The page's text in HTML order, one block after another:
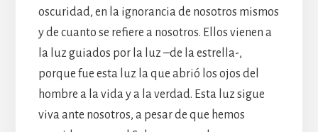
oscuridad, en la ignorancia de nosotros mismos
y de cuanto se refiere a nosotros. Ellos vienen a
la luz guiados por la luz –de la estrella-,
porque fue esta luz la que abrió los ojos del
hombre a la vida y a la verdad. Esta luz sigue
viva ante nosotros, a pesar de que hemos